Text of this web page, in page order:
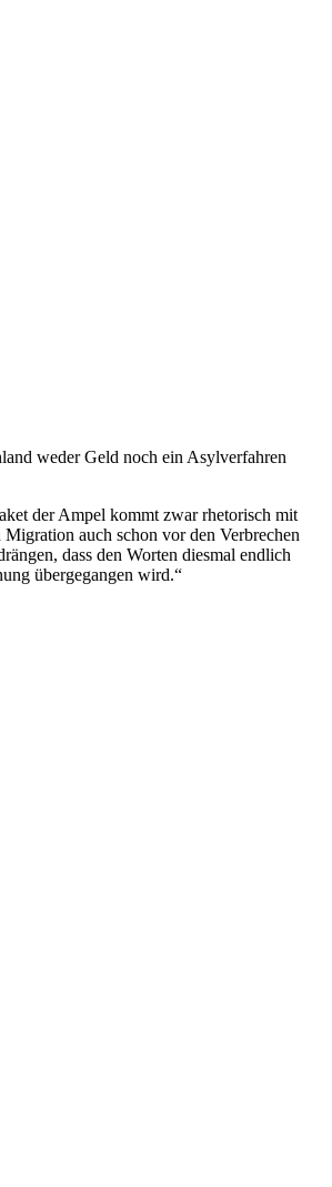
weder Geld noch ein Asylverfahren
der Ampel kommt zwar rhetorisch mit
auch schon vor den Verbrechen
dass den Worten diesmal endlich
übergegangen wird.“